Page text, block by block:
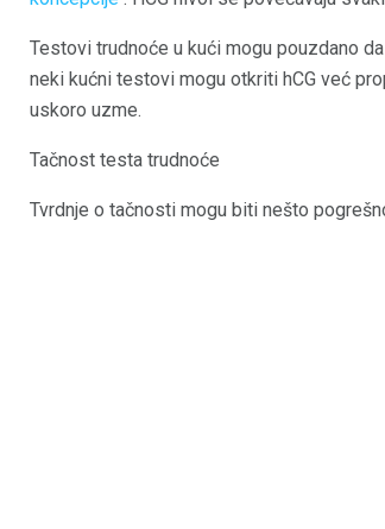
Testovi trudnoće u kući mogu pouzdano
neki kućni testovi mogu otkriti hCG već
uskoro uzme.
Tačnost testa trudnoće
Tvrdnje o tačnosti mogu biti nešto